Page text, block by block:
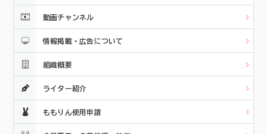
動画チャンネル
情報掲載・広告について
組織概要
ライター紹介
ももりん使用申請